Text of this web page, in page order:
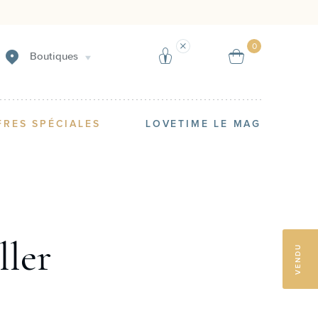
Boutiques
0
SPÉCIALES LOVETIME LE MAG
VENDU